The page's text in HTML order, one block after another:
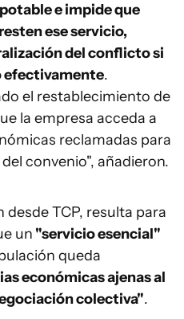
e impide que
ese servicio,
del conflicto si
efectivamente.
el restablecimiento de
la empresa acceda a
reclamadas para
convenio", añadieron.
TCP, resulta para
un "servicio esencial"
queda
económicas ajenas al
colectiva".